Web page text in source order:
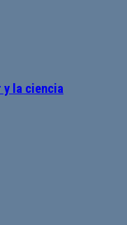
y la ciencia